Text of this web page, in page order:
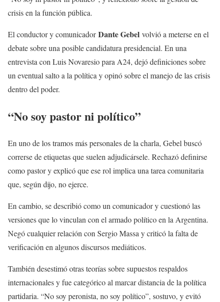
crisis en la función pública.
El conductor y comunicadorDante Gebel volvió a meterse en el
debate sobre una posible candidatura presidencial. En una
entrevista con Luis Novaresio para A24, dejó definiciones sobre
un eventual salto a la política y opinó sobre el manejo de las crisis
dentro del poder.
“No soy pastor ni político”
En uno de los tramos más personales de la charla, Gebel buscó
correrse de etiquetas que suelen adjudicársele. Rechazó definirse
como pastor y explicó que ese rol implica una tarea comunitaria
que, según dijo, no ejerce.
En cambio, se describió como un comunicador y cuestionó las
versiones que lo vinculan con el armado político en la Argentina.
Negó cualquier relación con Sergio Massa y criticó la falta de
verificación en algunos discursos mediáticos.
También desestimó otras teorías sobre supuestos respaldos
internacionales y fue categórico al marcar distancia de la política
partidaria. “No soy peronista, no soy político”, sostuvo, y evitó